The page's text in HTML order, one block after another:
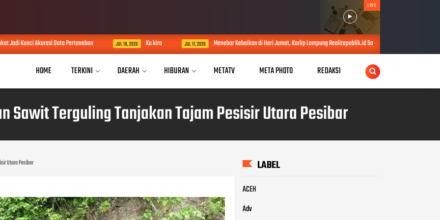
LIVE
Data Pertanahan JUL 18, 2026 Ku kira JUL 17, 2026 Menebar Kebaikan di Hari Jumat, Korlip Lampung Realitapublik.id Santuni Anak Yatim di Bandar Abung
HOME TERKINI DAERAH HIBURAN METATV META PHOTO REDAKSI
Sawit Terguling Tanjakan Tajam Pesisir Utara Pesibar
Utara Pesibar LABEL
ACEH
Adv